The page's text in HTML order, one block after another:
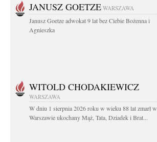
JANUSZ GOETZE WARSZAWA
Janusz Goetze adwokat 9 lat bez Ciebie Bożenna i
Agnieszka
WITOLD CHODAKIEWICZ
WARSZAWA
W dniu 1 sierpnia 2026 roku w wieku 88 lat zmarł w
Warszawie ukochany Mąż, Tata, Dziadek i Brat...